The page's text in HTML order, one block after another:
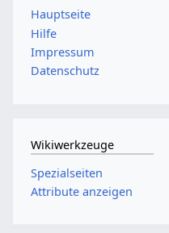
Hauptseite
Hilfe
Impressum
Datenschutz
Wikiwerkzeuge
Spezialseiten
Attribute anzeigen